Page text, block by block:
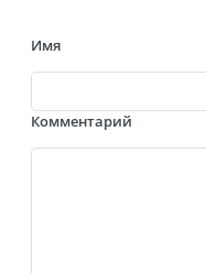
Имя
Комментарий